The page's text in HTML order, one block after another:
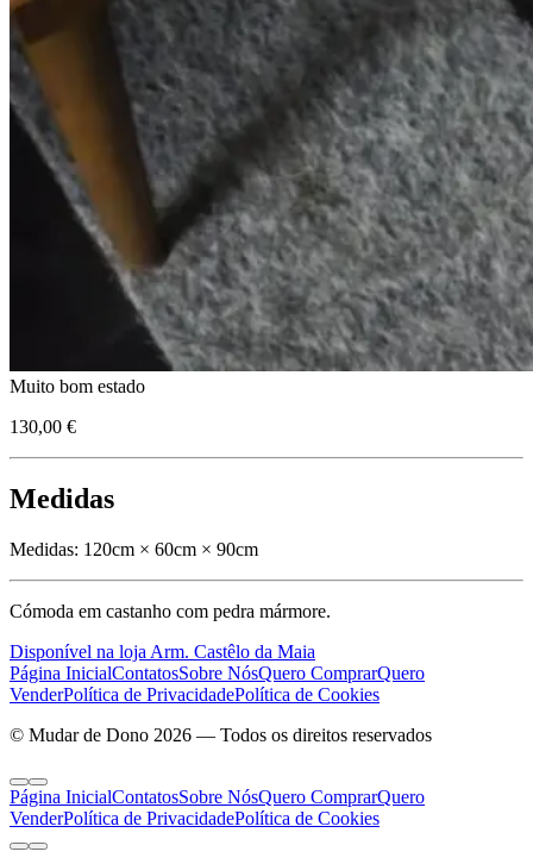
Muito bom estado
130,00 €
Medidas
Medidas: 120cm × 60cm × 90cm
Cómoda em castanho com pedra mármore.
Disponível na loja Arm. Castêlo da Maia
Página InicialContatosSobre NósQuero ComprarQuero
VenderPolítica de PrivacidadePolítica de Cookies
© Mudar de Dono 2026 — Todos os direitos reservados
Página InicialContatosSobre NósQuero ComprarQuero
VenderPolítica de PrivacidadePolítica de Cookies